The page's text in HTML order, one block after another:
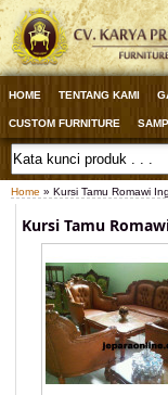
HOME TENTANG KAMI
CUSTOM FURNITURE
Home » Kursi Tamu Romawi
Kursi Tamu